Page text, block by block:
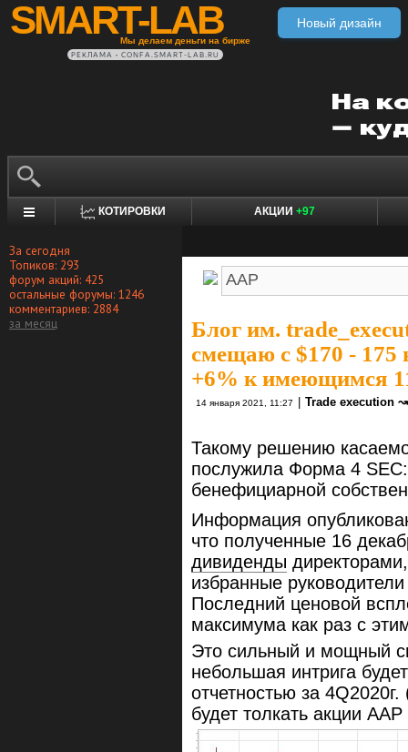
SMART-LAB
Мы делаем деньги на бирже
Новый дизайн
РЕКЛАМА • CONFA.SMART-LAB.RU
КОТИРОВКИ АКЦИИ +97
За сегодня
Топиков: 293
форум акций: 425
остальные форумы: 1246
комментариев: 2884
за месяц
Блог им.
смещаю с $170 - 175
+6% к имеющимся
14 января 2021, 11:27 Trade execution ↝
Такому решению
послужила Форма 4
бенефициарной
Информация
что полученные 16
дивиденды
избранные
Последний ценовой
максимума как раз с
Это сильный и мощный
небольшая интрига
отчетностью за
будет толкать акции